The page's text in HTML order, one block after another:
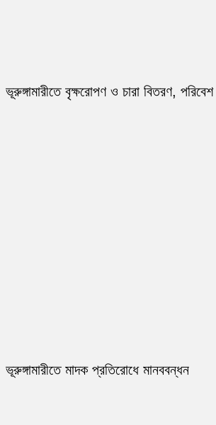
ভূরুঙ্গামারীতে বৃক্ষরোপণ ও চারা বিতরণ, পরিবেশ
ভূরুঙ্গামারীতে মাদক প্রতিরোধে মানববন্ধন